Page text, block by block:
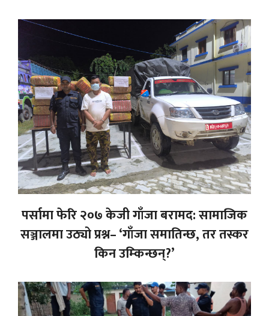
पर्सामा फेरि २०७ केजी गाँजा बरामद: सामाजिक
सञ्जालमा उठ्यो प्रश्न– ‘गाँजा समातिन्छ, तर तस्कर
किन उम्किन्छन्?’